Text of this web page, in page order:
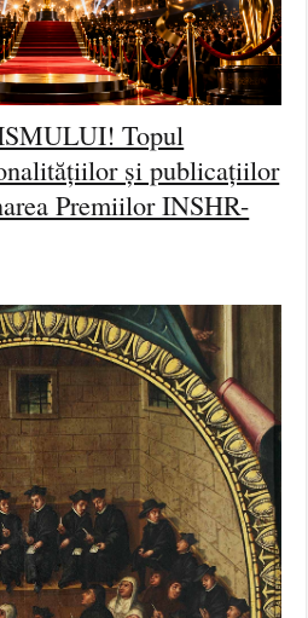
Topul
și publicațiilor
Premiilor INSHR-